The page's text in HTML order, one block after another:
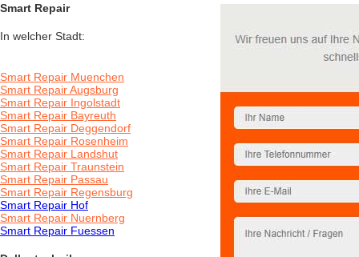
Smart Repair
In welcher Stadt:
Smart Repair Muenchen
Smart Repair Augsburg
Smart Repair Ingolstadt
Smart Repair Bayreuth
Smart Repair Deggendorf
Smart Repair Rosenheim
Smart Repair Landshut
Smart Repair Traunstein
Smart Repair Passau
Smart Repair Regensburg
Smart Repair Hof
Smart Repair Nuernberg
Smart Repair Fuessen